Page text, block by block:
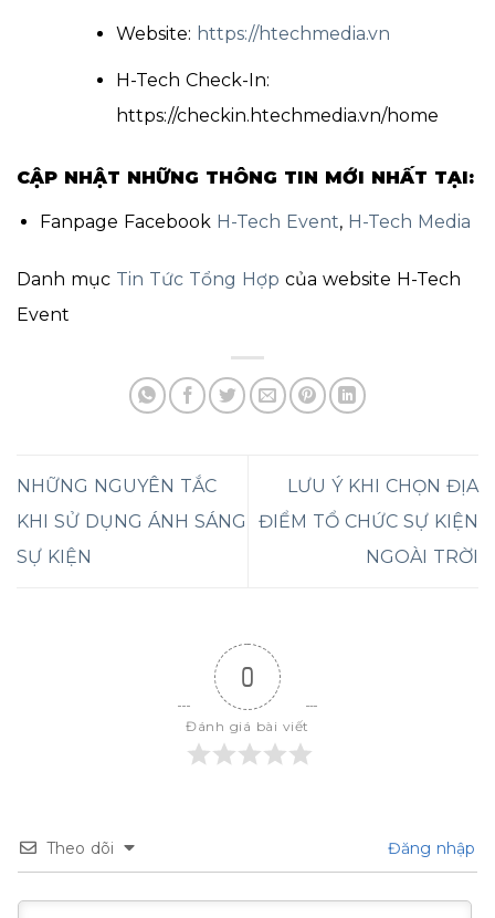
Website: https://htechmedia.vn
H-Tech Check-In:
https://checkin.htechmedia.vn/home
CẬP NHẬT NHỮNG THÔNG TIN MỚI NHẤT TẠI:
Fanpage Facebook H-Tech Event,H-Tech Media
Danh mục Tin Tức Tổng Hợp của website H-Tech
Event
NHỮNG NGUYÊN TẮC
KHI SỬ DỤNG ÁNH SÁNG
SỰ KIỆN
LƯU Ý KHI CHỌN ĐỊA
ĐIỂM TỔ CHỨC SỰ KIỆN
NGOÀI TRỜI
0
Đánh giá bài viết
Theo dõi Đăng nhập